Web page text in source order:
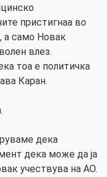
пристигнаа во
а само Новак
влез.
тоа е политичка
Каран.
дека
дека може да ја
учествува на АО.